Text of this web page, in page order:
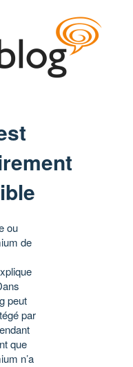
ou
de
peut
par
que
n’a